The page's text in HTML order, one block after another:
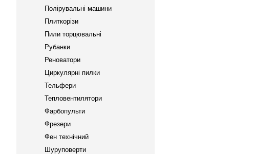
Полірувальні машини
Плиткорізи
Пили торцювальні
Рубанки
Реноватори
Циркулярні пилки
Тельфери
Тепловентилятори
Фарбопульти
Фрезери
Фен технічний
Шуруповерти